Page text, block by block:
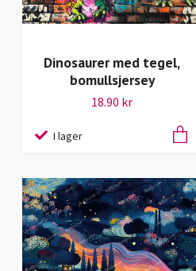
Dinosaurer med tegel,
bomullsjersey
18.90 kr
I lager